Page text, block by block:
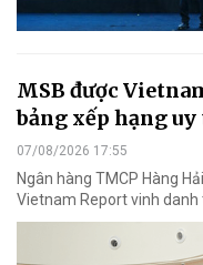
MSB được
bảng xếp hạng
07/08/2026 17:55
Ngân hàng TMCP Hàng
Vietnam Report vinh danh